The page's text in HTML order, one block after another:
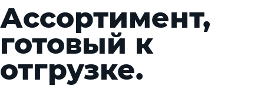
Ассортимент,
готовый к
отгрузке.